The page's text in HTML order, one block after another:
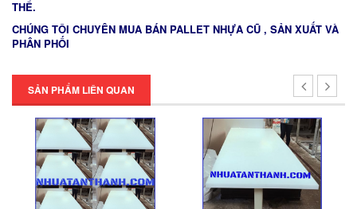
THỂ.
CHÚNG TÔI CHUYÊN MUA BÁN PALLET NHỰA CŨ , SẢN XUẤT VÀ
PHÂN PHỐI
SẢN PHẨM LIÊN QUAN